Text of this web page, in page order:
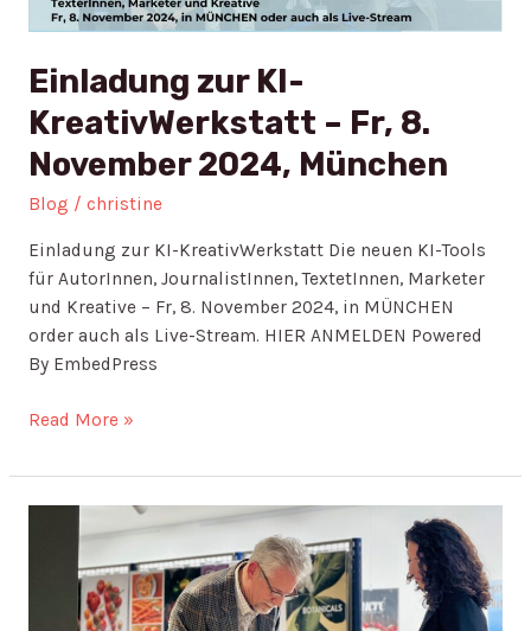
Einladung zur KI-
KreativWerkstatt – Fr, 8.
November 2024, München
Blog / christine
Einladung zur KI-KreativWerkstatt Die neuen KI-Tools
für AutorInnen, JournalistInnen, TextetInnen, Marketer
und Kreative – Fr, 8. November 2024, in MÜNCHEN
order auch als Live-Stream. HIER ANMELDEN Powered
By EmbedPress
November
München
Read More »
Exploring
Switzerland